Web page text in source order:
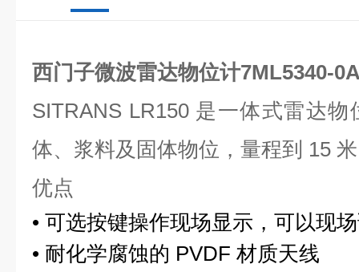
西门子微波雷达物位计7ML5340-
SITRANS LR150 是一体式雷达物
体、浆料及固体物位，量程到 15 米
优点
• 可选按键操作现场显示，可以现
• 耐化学腐蚀的 PVDF 材质天线